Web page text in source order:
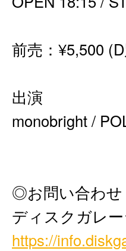
前売：¥5,500
出演
monobright /
◎お問い合わせ
ディスクガレ
https://